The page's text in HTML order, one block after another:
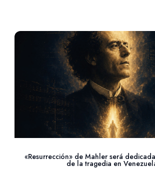
«Resurrección» de Mahler será
de la tragedia en